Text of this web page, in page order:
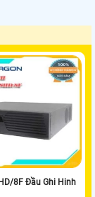
8F Đầu Ghi Hinh